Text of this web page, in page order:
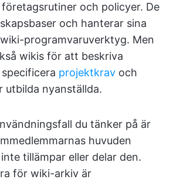
och policyer. De
och hanterar sina
programvaruverktyg. Men
wikis för att beskriva
projektkrav och
utbilda nyanställda.
du tänker på är
huvuden
tillämpar eller delar den.
för wiki-arkiv är